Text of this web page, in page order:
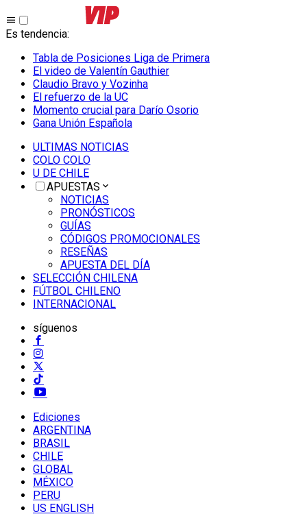
Es tendencia:
Tabla de Posiciones Liga de Primera
El video de Valentín Gauthier
Claudio Bravo y Vozinha
El refuerzo de la UC
Momento crucial para Darío Osorio
Gana Unión Española
ULTIMAS NOTICIAS
COLO COLO
U DE CHILE
APUESTAS
NOTICIAS
PRONÓSTICOS
GUÍAS
CÓDIGOS PROMOCIONALES
RESEÑAS
APUESTA DEL DÍA
SELECCIÓN CHILENA
FÚTBOL CHILENO
INTERNACIONAL
síguenos
Ediciones
ARGENTINA
BRASIL
CHILE
GLOBAL
MÉXICO
PERU
US ENGLISH